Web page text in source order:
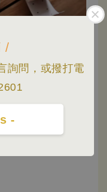
/
詢問，或撥打電
-